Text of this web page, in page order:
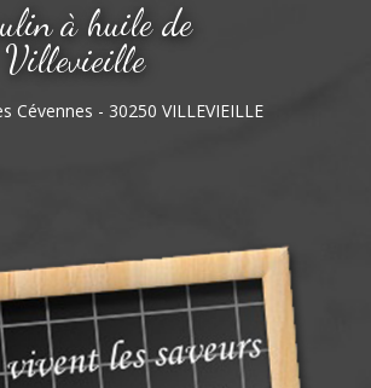
à huile de
Villevieille
Cévennes - 30250 VILLEVIEILLE